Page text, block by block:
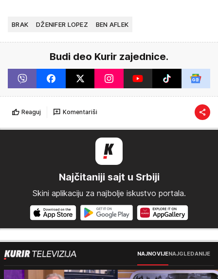
BRAK DŽENIFER LOPEZ BEN AFLEK
Budi deo Kurir zajednice.
Reaguj Komentariši
Najčitaniji sajt u Srbiji
Skini aplikaciju za najbolje iskustvo portala.
NAJNOVIJENAJGLEDANIJE